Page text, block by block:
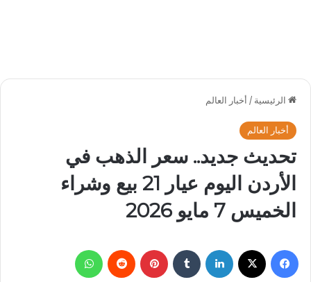
الرئيسية / أخبار العالم
أخبار العالم
تحديث جديد.. سعر الذهب في
الأردن اليوم عيار 21 بيع وشراء
الخميس 7 مايو 2026
فيسبوك لينكدإن بينتيريست